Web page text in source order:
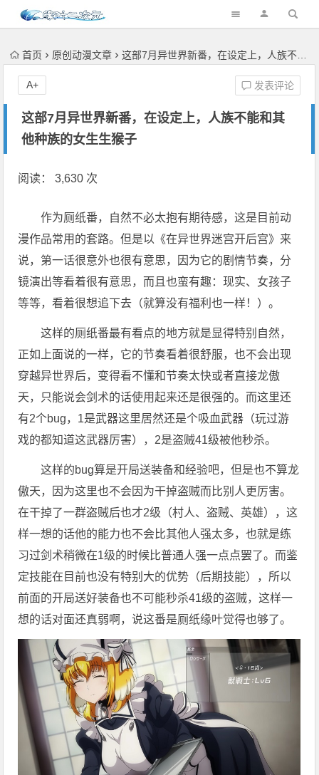
首页 原创动漫文章 这部7月异世界新番，在设定上，人族不能和其他种族的女生生猴子
这部7月异世界新番，在设定上，人族不能和其
他种族的女生生猴子
发表评论
A+
阅读： 3,630 次
作为厕纸番，自然不必太抱有期待感，这是目前动
漫作品常用的套路。但是以《在异世界迷宫开后宫》来
说，第一话很意外也很有意思，因为它的剧情节奏，分
镜演出等看着很有意思，而且也蛮有趣：现实、女孩子
等等，看着很想追下去（就算没有福利也一样！）。
这样的厕纸番最有看点的地方就是显得特别自然，
正如上面说的一样，它的节奏看着很舒服，也不会出现
穿越异世界后，变得看不懂和节奏太快或者直接龙傲
天，只能说会剑术的话使用起来还是很强的。而这里还
有2个bug，1是武器这里居然还是个吸血武器（玩过游
戏的都知道这武器厉害），2是盗贼41级被他秒杀。
这样的bug算是开局送装备和经验吧，但是也不算龙
傲天，因为这里也不会因为干掉盗贼而比别人更厉害。
在干掉了一群盗贼后也才2级（村人、盗贼、英雄），这
样一想的话他的能力也不会比其他人强太多，也就是练
习过剑术稍微在1级的时候比普通人强一点点罢了。而鉴
定技能在目前也没有特别大的优势（后期技能），所以
前面的开局送好装备也不可能秒杀41级的盗贼，这样一
想的话对面还真弱啊，说这番是厕纸缘叶觉得也够了。